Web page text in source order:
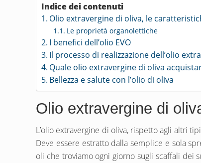
Indice dei contenuti
Olio extravergine di oliva, le
Le proprietà organolettiche
I benefici dell’olio EVO
Il processo di realizzazione dell’olio
Quale olio extravergine di oliva
Bellezza e salute con l’olio di oliva
Olio extravergine di
L’olio extravergine di oliva, rispetto agli altri
Deve essere estratto dalla semplice e sola
oli che troviamo ogni giorno sugli scaffali dei